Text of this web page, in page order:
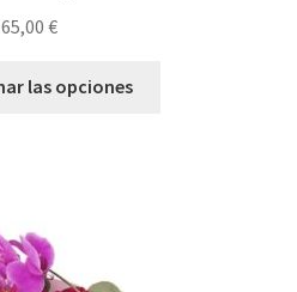
65,00 €
las opciones